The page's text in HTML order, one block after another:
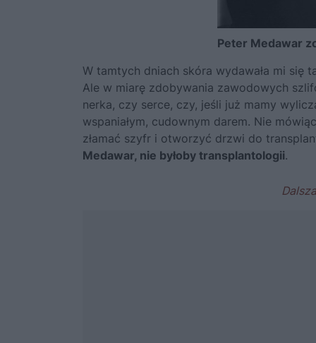
Peter Medawar
W tamtych dniach skóra wydawała mi się
Ale w miarę zdobywania zawodowych
nerka, czy serce, czy, jeśli już mamy
wspaniałym, cudownym darem. Nie
złamać szyfr i otworzyć drzwi do
Medawar, nie byłoby transplantologii.